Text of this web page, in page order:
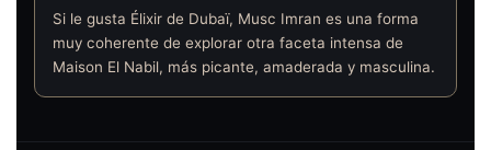
Si le gusta Élixir de Dubaï, Musc Imran es una forma
muy coherente de explorar otra faceta intensa de
Maison El Nabil, más picante, amaderada y masculina.